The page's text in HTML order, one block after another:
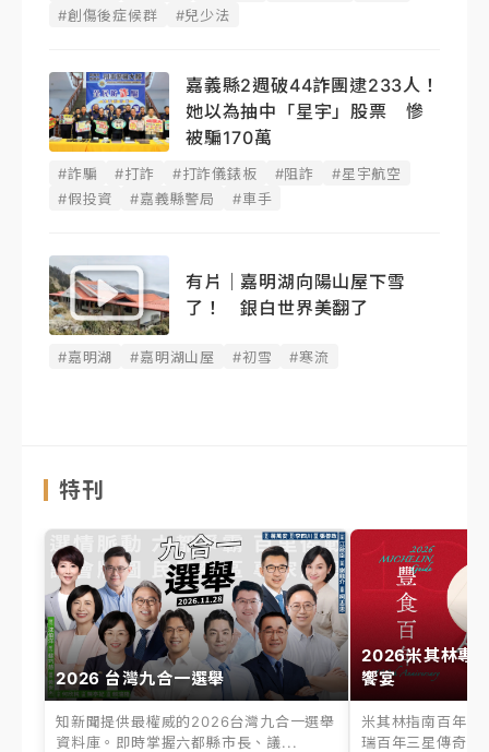
#創傷後症候群
#兒少法
嘉義縣2週破44詐團逮233人！
她以為抽中「星宇」股票 慘
被騙170萬
#詐騙 #打詐 #打詐儀錶板 #阻詐
#星宇航空
#假投資
#嘉義縣警局 #車手
有片｜嘉明湖向陽山屋下雪
了！ 銀白世界美翻了
#嘉明湖 #嘉明湖山屋 #初雪 #寒流
特刊
2026 台灣九合一選舉
知新聞提供最權威的2026台灣九合一選舉
資料庫。即時掌握六都縣市長、議...
2026米其林專
饗宴
米其林指南百年之
瑞百年三星傳奇、